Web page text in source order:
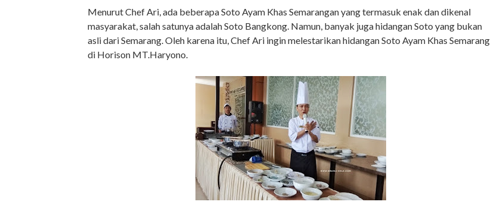
Menurut Chef Ari, ada beberapa Soto Ayam Khas Semarangan yang termasuk enak dan dikenal
masyarakat, salah satunya adalah Soto Bangkong. Namun, banyak juga hidangan Soto yang bukan
asli dari Semarang. Oleh karena itu, Chef Ari ingin melestarikan hidangan Soto Ayam Khas Semarang
di Horison MT.Haryono.